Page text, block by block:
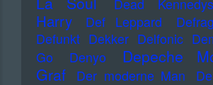
Dead Kennedys
Harry
Def Leppard
Defunkt Dekker Delfonic
Go
Denyo Depeche
Graf
Der moderne Man